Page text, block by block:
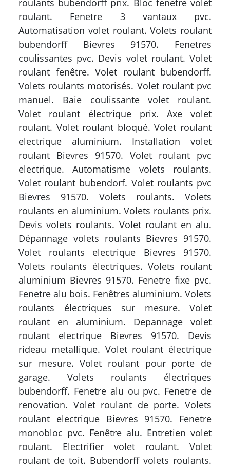
roulants bubendorff prix. Bloc fenetre volet
roulant. Fenetre 3 vantaux pvc.
Automatisation volet roulant. Volets roulant
bubendorff Bievres 91570. Fenetres
coulissantes pvc. Devis volet roulant. Volet
roulant fenêtre. Volet roulant bubendorff.
Volets roulants motorisés. Volet roulant pvc
manuel. Baie coulissante volet roulant.
Volet roulant électrique prix. Axe volet
roulant. Volet roulant bloqué. Volet roulant
electrique aluminium. Installation volet
roulant Bievres 91570. Volet roulant pvc
electrique. Automatisme volets roulants.
Volet roulant bubendorf. Volet roulants pvc
Bievres 91570. Volets roulants. Volets
roulants en aluminium. Volets roulants prix.
Devis volets roulants. Volet roulant en alu.
Dépannage volets roulants Bievres 91570.
Volet roulants electrique Bievres 91570.
Volets roulants électriques. Volets roulant
aluminium Bievres 91570. Fenetre fixe pvc.
Fenetre alu bois. Fenêtres aluminium. Volets
roulants électriques sur mesure. Volet
roulant en aluminium. Depannage volet
roulant electrique Bievres 91570. Devis
rideau metallique. Volet roulant électrique
sur mesure. Volet roulant pour porte de
garage. Volets roulants électriques
bubendorff. Fenetre alu ou pvc. Fenetre de
renovation. Volet roulant de porte. Volets
roulant electrique Bievres 91570. Fenetre
monobloc pvc. Fenêtre alu. Entretien volet
roulant. Electrifier volet roulant. Volet
roulant de toit. Bubendorff volets roulants.